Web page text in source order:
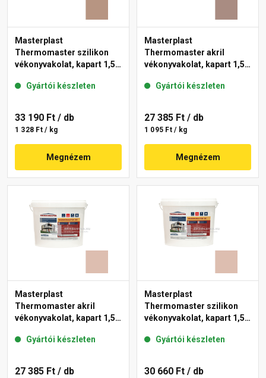
Masterplast
Thermomaster szilikon
vékonyvakolat, kapart 1,5
Gyártói készleten
33 190 Ft / db
1 328 Ft / kg
Megnézem
Masterplast
Thermomaster akril
vékonyvakolat, kapart 1,5
Gyártói készleten
27 385 Ft / db
1 095 Ft / kg
Megnézem
Masterplast
Thermomaster akril
vékonyvakolat, kapart 1,5
Gyártói készleten
27 385 Ft / db
Masterplast
Thermomaster szilikon
vékonyvakolat, kapart 1,5
Gyártói készleten
30 660 Ft / db